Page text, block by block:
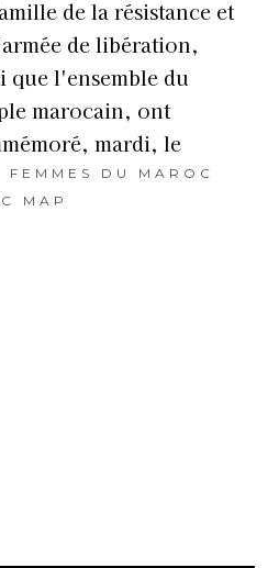
de la résistance et
de libération,
que l'ensemble du
marocain, ont
mardi, le
FEMMES DU MAROC
MAP